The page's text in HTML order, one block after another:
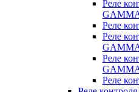
Реле
Реле
Реле
Реле
Реле